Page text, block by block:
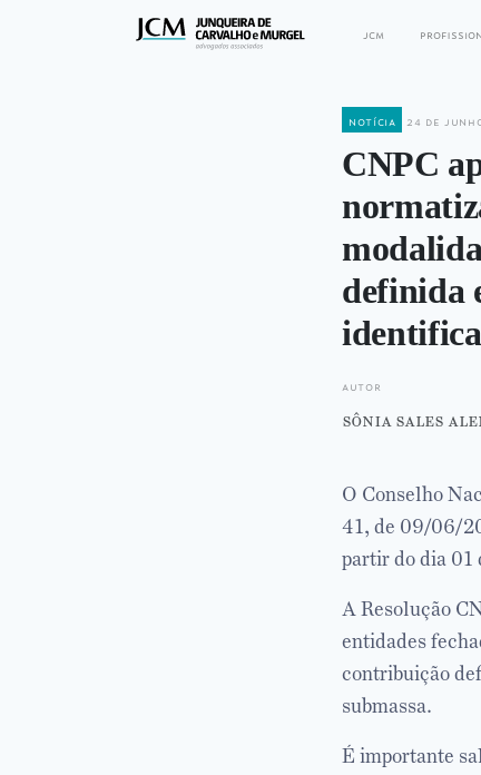
jcm
notícia 24 de
CNPC
definida
autor
sônia sales
O Conselho
41, de 09/06/
partir do dia 01
A Resolução
entidades
contribuição
submassa.
É importante